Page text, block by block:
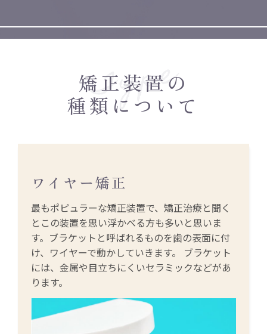
矯正装置の
種類について
ワイヤー矯正
最もポピュラーな矯正装置で、矯正治療と聞く
とこの装置を思い浮かべる方も多いと思いま
す。ブラケットと呼ばれるものを歯の表面に付
け、ワイヤーで動かしていきます。 ブラケット
には、金属や目立ちにくいセラミックなどがあ
ります。